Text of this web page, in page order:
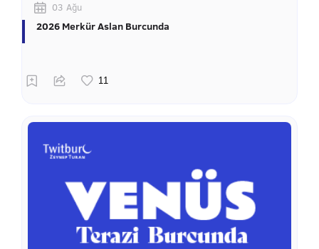
03 Ağu
2026 Merkür Aslan Burcunda